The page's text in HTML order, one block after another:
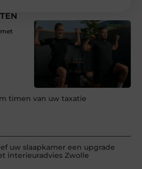
timen van uw taxatie
uw slaapkamer een upgrade
interieuradvies Zwolle